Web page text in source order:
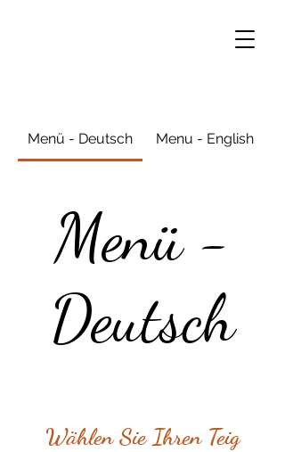
Menü - Deutsch Menu - English
Menü -
Deutsch
Wählen Sie Ihren Teig